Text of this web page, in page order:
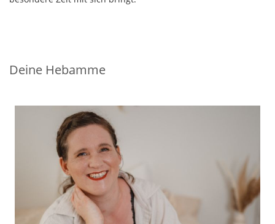
Deine Hebamme